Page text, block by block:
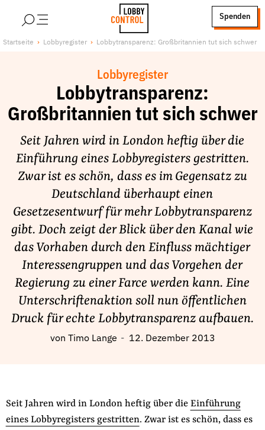
LobbyControl
Spenden
Über uns
Jobs
Publikationen und Material
Lobbykritische Stadtführungen
Unsere Schwerpunkte
Lobbykontrolle und Regeln
Lobbyismus und Klima
Macht der Digitalkonzerne
Spenden & Fördern
Fördermitglied werden
Jetzt Spenden
Geschenkspende
Bußgelder und Geldauflagen
Newsletter
Appelle unterzeichnen
Startseite Lobbyregister Lobbytransparenz: Großbritannien tut sich schwer
Lobbyregister
Lobbytransparenz:
Großbritannien tut sich schwer
Seit Jahren wird in London heftig über die
Einführung eines Lobbyregisters gestritten.
Zwar ist es schön, dass es im Gegensatz zu
Deutschland überhaupt einen
Gesetzesentwurf für mehr Lobbytransparenz
gibt. Doch zeigt der Blick über den Kanal wie
das Vorhaben durch den Einfluss mächtiger
Interessengruppen und das Vorgehen der
Regierung zu einer Farce werden kann. Eine
Unterschriftenaktion soll nun öffentlichen
Druck für echte Lobbytransparenz aufbauen.
von Timo Lange 12. Dezember 2013
Seit Jahren wird in London heftig über die Einführung
eines Lobbyregisters gestritten. Zwar ist es schön, dass es